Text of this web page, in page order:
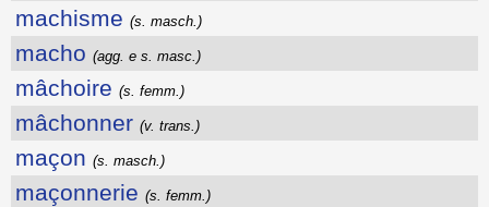
machisme (s. masch.)
macho (agg. e s. masc.)
mâchoire (s. femm.)
mâchonner (v. trans.)
maçon (s. masch.)
maçonnerie (s. femm.)